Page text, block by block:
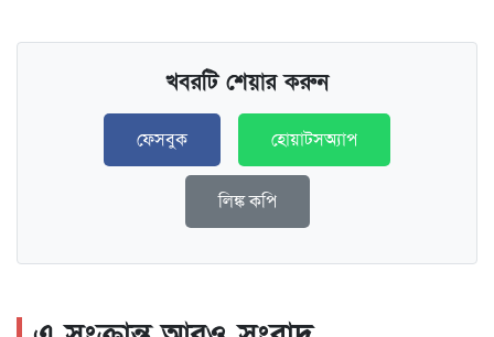
খবরটি শেয়ার করুন
ফেসবুক হোয়াটসঅ্যাপ
লিঙ্ক কপি